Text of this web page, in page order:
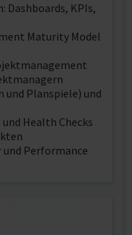
KPIs,
Maturity Model
und Planspiele) und
Health Checks
Performance